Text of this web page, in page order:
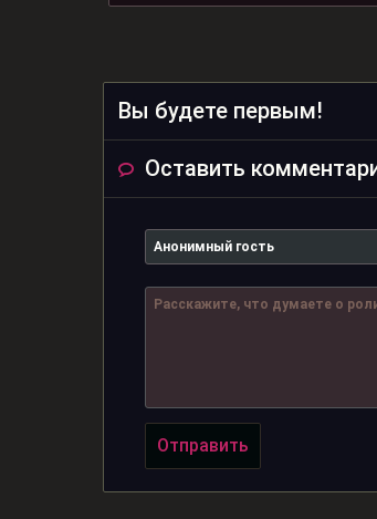
Вы будете первым!
Оставить
Отправить